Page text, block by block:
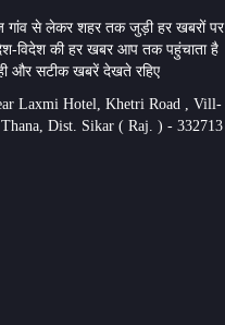
गांव से लेकर शहर तक जुड़ी हर खबरों पर
विदेश की हर खबर आप तक पहुंचाता है
और सटीक खबरें देखते रहिए
Laxmi Hotel, Khetri Road , Vill-
Dist. Sikar ( Raj. ) - 332713